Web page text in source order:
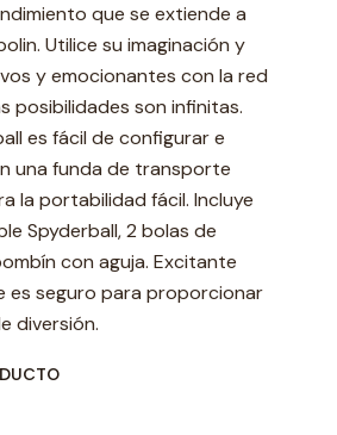
que se extiende a
Utilice su imaginación y
y emocionantes con la red
posibilidades son infinitas.
es fácil de configurar e
una funda de transporte
la portabilidad fácil. Incluye
Spyderball, 2 bolas de
con aguja. Excitante
es seguro para proporcionar
diversión.